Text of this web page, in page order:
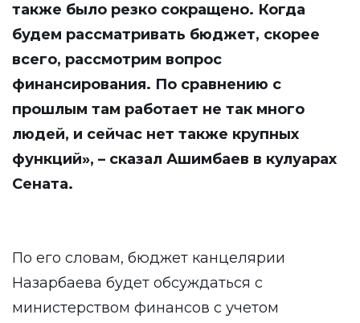
также было резко сокращено. Когда
будем рассматривать бюджет, скорее
всего, рассмотрим вопрос
финансирования. По сравнению с
прошлым там работает не так много
людей, и сейчас нет также крупных
функций», – сказал Ашимбаев в кулуарах
Сената.
По его словам, бюджет канцелярии
Назарбаева будет обсуждаться с
министерством финансов с учетом